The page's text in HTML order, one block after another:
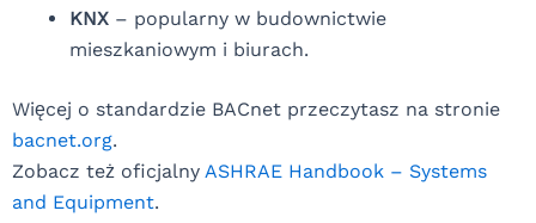
KNX – popularny w budownictwie
mieszkaniowym i biurach.
Więcej o standardzie BACnet przeczytasz na stronie
bacnet.org.
Zobacz też oficjalny ASHRAE Handbook – Systems
and Equipment.